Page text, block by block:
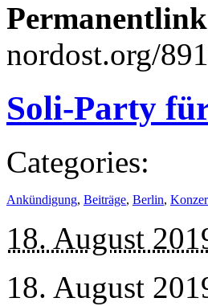
nordost.org/
Soli-Party
Categories:
Ankündigung, Beiträge, Berlin,
18. August
18. August